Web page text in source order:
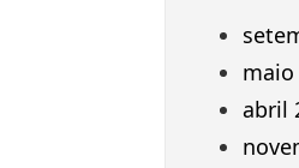
maio
abril